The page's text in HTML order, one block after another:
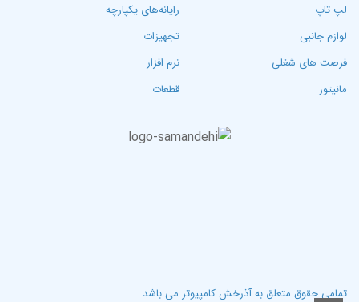
لپ تاپ‌
رایانه‌های یکپارچه
لوازم جانبی
تجهیزات
فرصت های شغلی
نرم افزار
مانیتور
قطعات
تمامی حقوق متعلق به آذرخش کامپیوتر می باشد.